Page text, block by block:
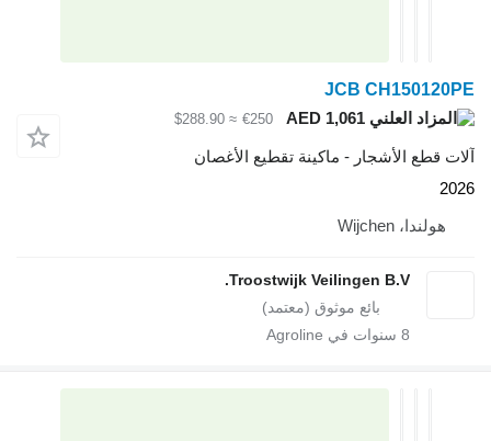
JCB
AED 1,061
€250
≈ $288.90
- ماكينة تقطيع الأغصان
Troostwijk Veilingen
سنوات في Agroline